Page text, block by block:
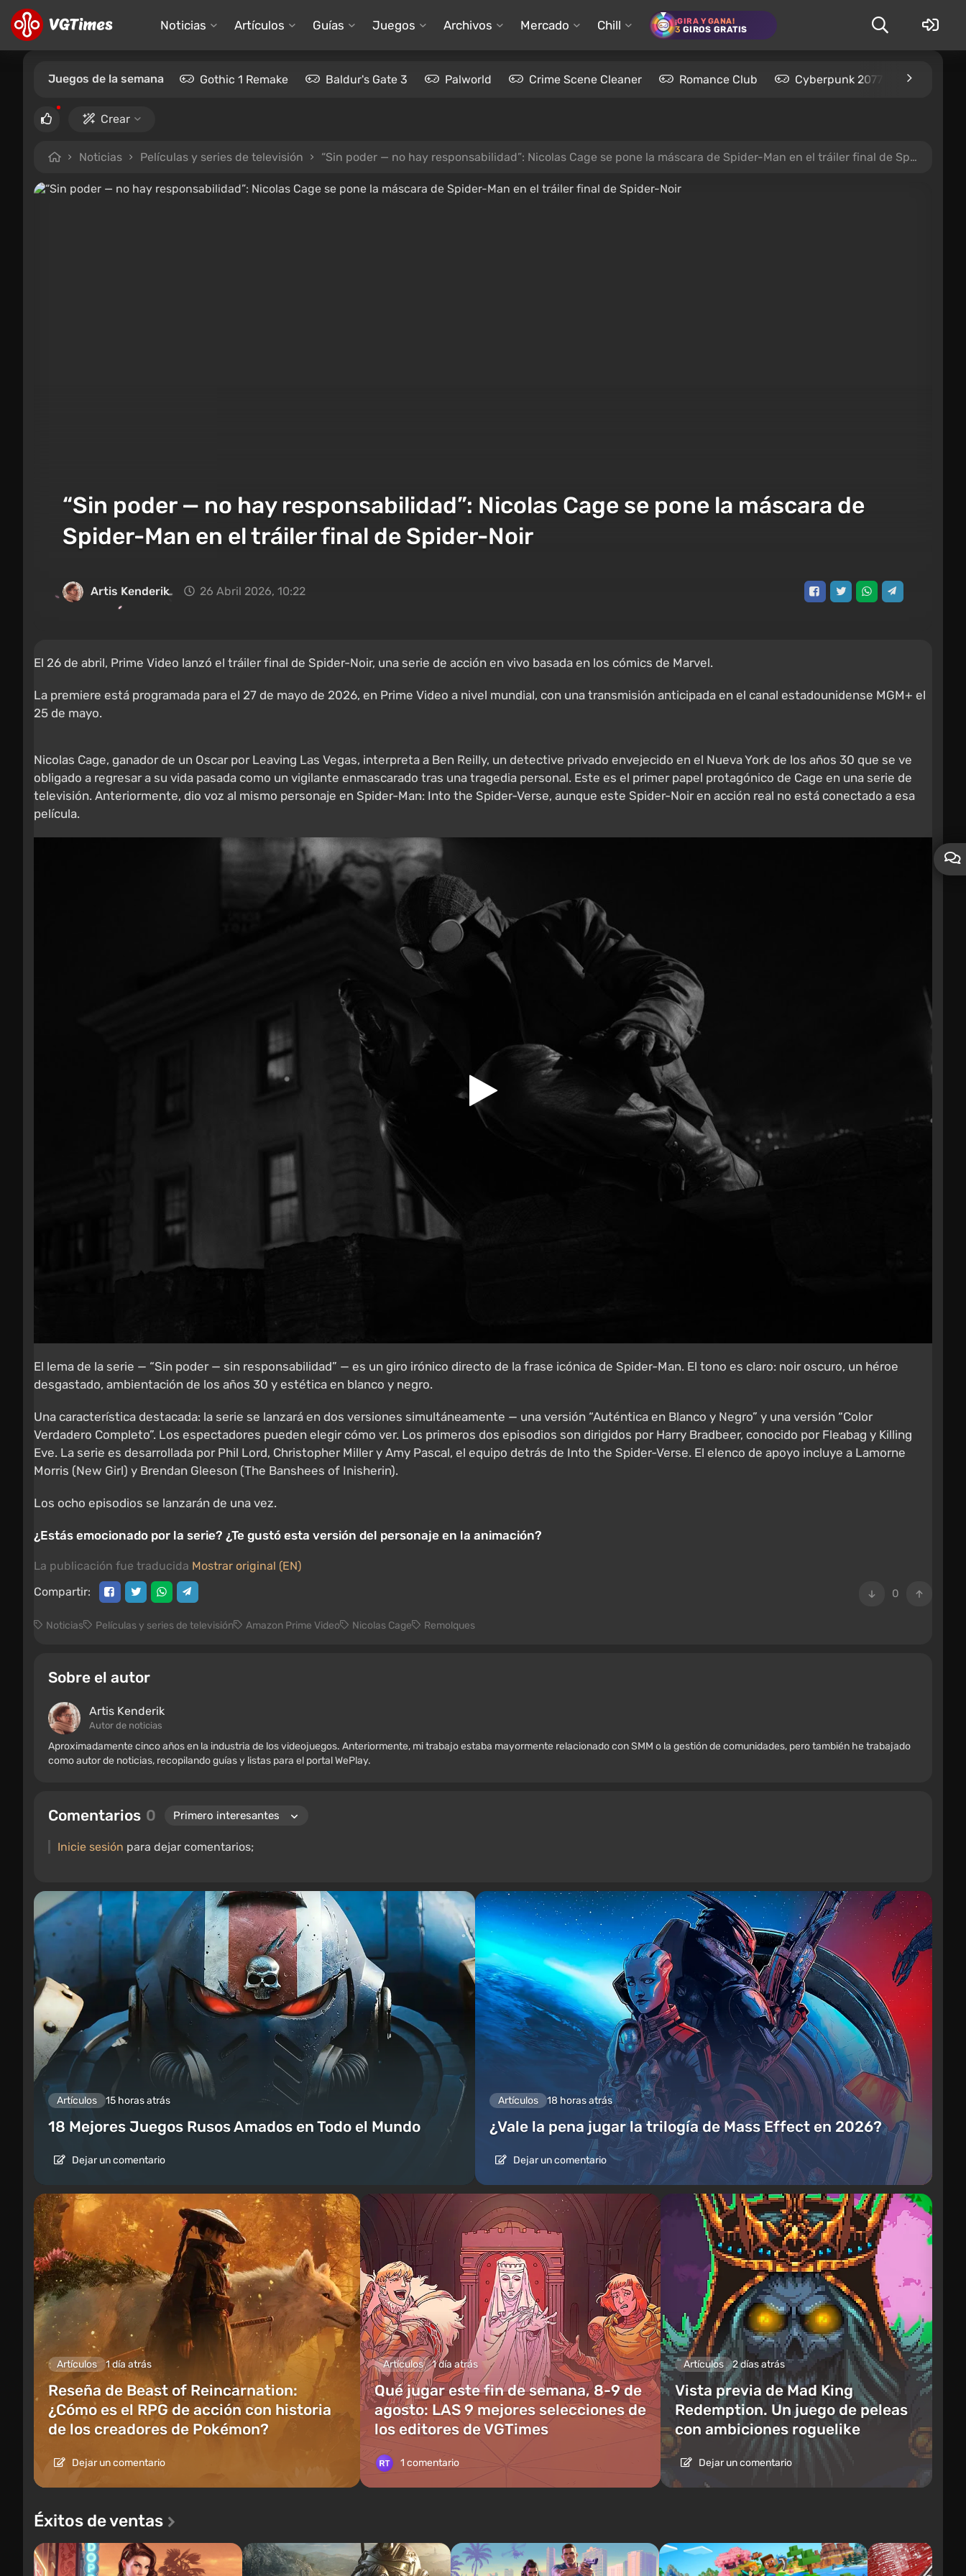
Noticias Artículos Guías Juegos Archivos Mercado Chill ¡GIRA Y GANA!
3 GIROS GRATIS
Juegos de la semana Gothic 1 Remake Baldur's Gate 3 Palworld Crime Scene Cleaner Romance Club Cyberpunk 2077
Crear
Noticias Películas y series de televisión “Sin poder — no hay responsabilidad”: Nicolas Cage se pone la máscara de Spider-Man en el tráiler final de Spider-Noir
“Sin poder — no hay responsabilidad”: Nicolas Cage se pone la máscara de
Spider-Man en el tráiler final de Spider-Noir
Artis Kenderik 26 Abril 2026, 10:22
El 26 de abril, Prime Video lanzó el tráiler final de Spider-Noir, una serie de acción en vivo basada en los cómics de Marvel.
La premiere está programada para el 27 de mayo de 2026, en Prime Video a nivel mundial, con una transmisión anticipada en el canal estadounidense MGM+ el
25 de mayo.
Nicolas Cage, ganador de un Oscar por Leaving Las Vegas, interpreta a Ben Reilly, un detective privado envejecido en el Nueva York de los años 30 que se ve
obligado a regresar a su vida pasada como un vigilante enmascarado tras una tragedia personal. Este es el primer papel protagónico de Cage en una serie de
televisión. Anteriormente, dio voz al mismo personaje en Spider-Man: Into the Spider-Verse, aunque este Spider-Noir en acción real no está conectado a esa
película.
El lema de la serie — “Sin poder — sin responsabilidad” — es un giro irónico directo de la frase icónica de Spider-Man. El tono es claro: noir oscuro, un héroe
desgastado, ambientación de los años 30 y estética en blanco y negro.
Una característica destacada: la serie se lanzará en dos versiones simultáneamente — una versión “Auténtica en Blanco y Negro” y una versión “Color
Verdadero Completo”. Los espectadores pueden elegir cómo ver. Los primeros dos episodios son dirigidos por Harry Bradbeer, conocido por Fleabag y Killing
Eve. La serie es desarrollada por Phil Lord, Christopher Miller y Amy Pascal, el equipo detrás de Into the Spider-Verse. El elenco de apoyo incluye a Lamorne
Morris (New Girl) y Brendan Gleeson (The Banshees of Inisherin).
Los ocho episodios se lanzarán de una vez.
¿Estás emocionado por la serie? ¿Te gustó esta versión del personaje en la animación?
La publicación fue traducida Mostrar original (EN)
0
Compartir:
Noticias Películas y series de televisión Amazon Prime Video Nicolas Cage Remolques
Sobre el autor
Artis Kenderik
Autor de noticias
Aproximadamente cinco años en la industria de los videojuegos. Anteriormente, mi trabajo estaba mayormente relacionado con SMM o la gestión de comunidades, pero también he trabajado
como autor de noticias, recopilando guías y listas para el portal WePlay.
Comentarios 0
Inicie sesión para dejar comentarios;
Artículos 15 horas atrás
18 Mejores Juegos Rusos Amados en Todo el Mundo
Dejar un comentario
Artículos 18 horas atrás
¿Vale la pena jugar la trilogía de Mass Effect en 2026?
Dejar un comentario
Artículos 1 día atrás
Reseña de Beast of Reincarnation:
¿Cómo es el RPG de acción con historia
de los creadores de Pokémon?
Dejar un comentario
Artículos 1 día atrás
Qué jugar este fin de semana, 8-9 de
agosto: LAS 9 mejores selecciones de
los editores de VGTimes
1 comentario
Artículos 2 días atrás
Vista previa de Mad King
Redemption. Un juego de peleas
con ambiciones roguelike
Dejar un comentario
Éxitos de ventas